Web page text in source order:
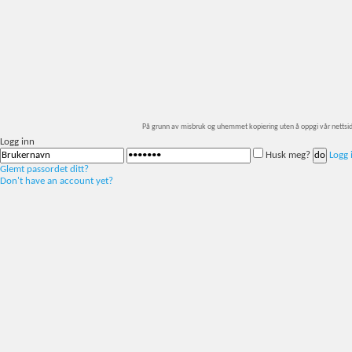
På grunn av misbruk og uhemmet kopiering uten å oppgi vår
Logg inn
Husk meg?
Logg
Glemt passordet ditt?
Don't have an account yet?